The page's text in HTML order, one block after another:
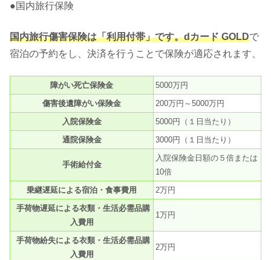
●国内旅行保険
国内旅行傷害保険は「利用付帯」です。dカード GOLDで
宿泊の予約をし、決済を行うことで保険が適応されます、
障がい死亡保険金
5000万円
傷害後遺障がい保険金
200万円～5000万円
入院保険金
5000円（１日当たり）
通院保険金
3000円（１日当たり）
手術給付金
入院保険金日額の５倍または
10倍
乗継遅延による宿泊・食事費用
2万円
手荷物遅延による衣類・生活必需品購
入費用
1万円
手荷物紛失による衣類・生活必需品購
入費用
2万円